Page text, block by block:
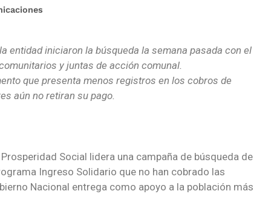
entidad iniciaron la búsqueda la semana pasada con el
y juntas de acción comunal.
que presenta menos registros en los cobros de
aún no retiran su pago.
Prosperidad Social lidera una campaña de búsqueda de
Ingreso Solidario que no han cobrado las
Nacional entrega como apoyo a la población más